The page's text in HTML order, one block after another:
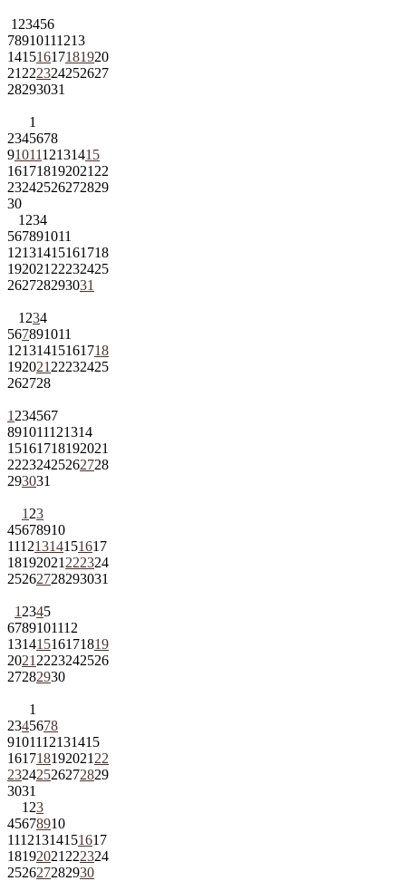
1 23456
78910111213
14151617181920
21 222324252627
28293031
1
2345678
9101112131415
161718192021 22
23242526272829
30
1 234
567891011
12131415161718
192021 22232425
262728293031
1 234
567891011
12131415161718
192021 22232425
262728
1 234567
891011121314
15161718192021
22232425262728
293031
1 23
45678910
11121314151617
18192021 222324
25262728293031
1 2345
6789101112
13141516171819
2021 2223242526
27282930
1
2345678
9101112131415
161718192021 22
23242526272829
3031
1 23
45678910
11121314151617
18192021 222324
252627282930